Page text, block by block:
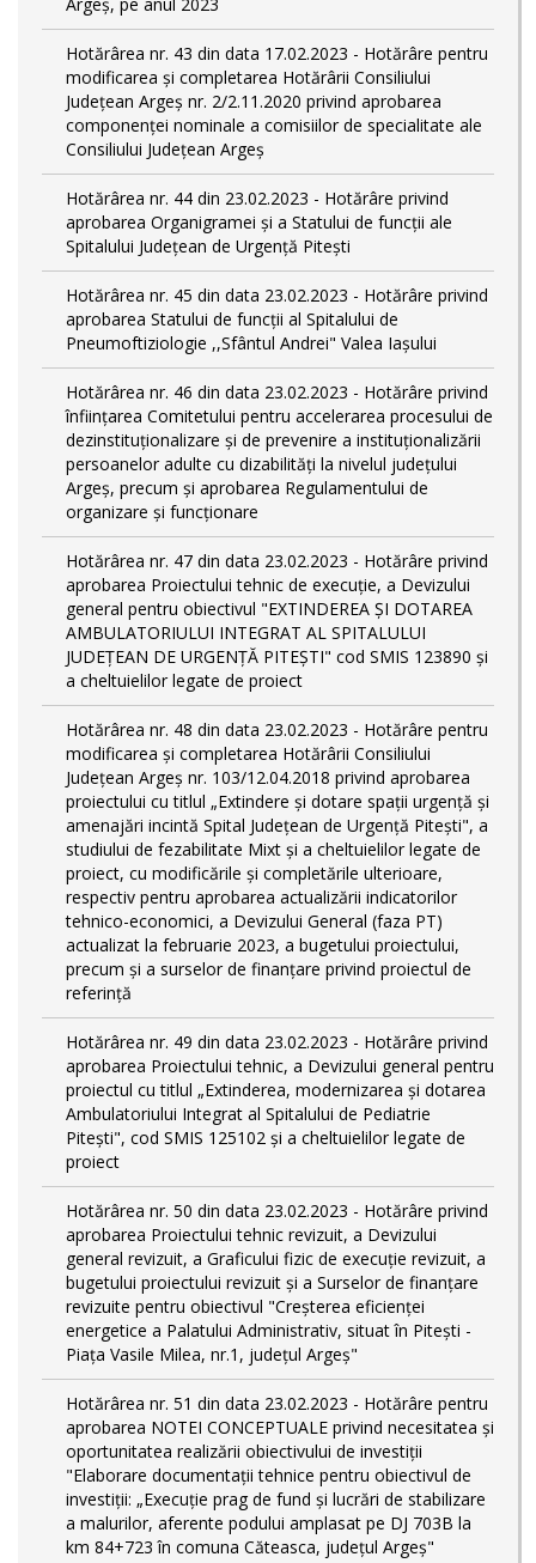
Hotărârea nr. 43 din data 17.02.2023 - Hotărâre pentru
modificarea și completarea Hotărârii Consiliului
Județean Argeș nr. 2/2.11.2020 privind aprobarea
componenței nominale a comisiilor de specialitate ale
Consiliului Județean Argeș
Hotărârea nr. 44 din 23.02.2023 - Hotărâre privind
aprobarea Organigramei și a Statului de funcții ale
Spitalului Județean de Urgență Pitești
Hotărârea nr. 45 din data 23.02.2023 - Hotărâre privind
aprobarea Statului de funcții al Spitalului de
Pneumoftiziologie ,,Sfântul Andrei" Valea Iașului
Hotărârea nr. 46 din data 23.02.2023 - Hotărâre privind
înființarea Comitetului pentru accelerarea procesului de
dezinstituționalizare şi de prevenire a instituționalizării
persoanelor adulte cu dizabilități la nivelul județului
Argeș, precum și aprobarea Regulamentului de
organizare și funcționare
Hotărârea nr. 47 din data 23.02.2023 - Hotărâre privind
aprobarea Proiectului tehnic de execuţie, a Devizului
general pentru obiectivul "EXTINDEREA ȘI DOTAREA
AMBULATORIULUI INTEGRAT AL SPITALULUI
JUDEȚEAN DE URGENȚĂ PITEȘTI" cod SMIS 123890 și
a cheltuielilor legate de proiect
Hotărârea nr. 48 din data 23.02.2023 - Hotărâre pentru
modificarea și completarea Hotărârii Consiliului
Județean Argeș nr. 103/12.04.2018 privind aprobarea
proiectului cu titlul „Extindere și dotare spații urgență și
amenajări incintă Spital Județean de Urgență Pitești", a
studiului de fezabilitate Mixt și a cheltuielilor legate de
proiect, cu modificările și completările ulterioare,
respectiv pentru aprobarea actualizării indicatorilor
tehnico-economici, a Devizului General (faza PT)
actualizat la februarie 2023, a bugetului proiectului,
precum și a surselor de finanțare privind proiectul de
referință
Hotărârea nr. 49 din data 23.02.2023 - Hotărâre privind
aprobarea Proiectului tehnic, a Devizului general pentru
proiectul cu titlul „Extinderea, modernizarea și dotarea
Ambulatoriului Integrat al Spitalului de Pediatrie
Pitești", cod SMIS 125102 și a cheltuielilor legate de
proiect
Hotărârea nr. 50 din data 23.02.2023 - Hotărâre privind
aprobarea Proiectului tehnic revizuit, a Devizului
general revizuit, a Graficului fizic de execuţie revizuit, a
bugetului proiectului revizuit și a Surselor de finanțare
revizuite pentru obiectivul "Creşterea eficienţei
energetice a Palatului Administrativ, situat în Piteşti -
Piaţa Vasile Milea, nr.1, judeţul Argeş"
Hotărârea nr. 51 din data 23.02.2023 - Hotărâre pentru
aprobarea NOTEI CONCEPTUALE privind necesitatea și
oportunitatea realizării obiectivului de investiții
"Elaborare documentații tehnice pentru obiectivul de
investiţii: „Execuție prag de fund și lucrări de stabilizare
a malurilor, aferente podului amplasat pe DJ 703B la
km 84+723 în comuna Căteasca, județul Argeș"